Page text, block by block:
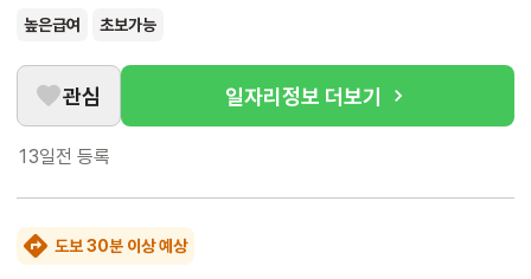
높은급여 초보가능
관심 일자리정보 더보기
13일전 등록
도보 30분 이상 예상